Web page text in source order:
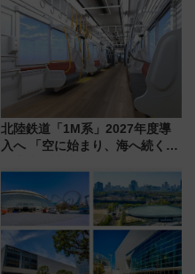
北陸鉄道「1M系」2027年度導
入へ 「空に始まり、海へ続く」
神秘的なデザイン